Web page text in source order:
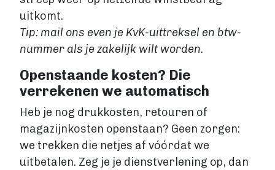
uitkomt.
Tip: mail ons even je KvK-uittreksel en btw-
nummer als je zakelijk wilt worden.
Openstaande kosten? Die
verrekenen we automatisch
Heb je nog drukkosten, retouren of
magazijnkosten openstaan? Geen zorgen:
we trekken die netjes af vóórdat we
uitbetalen. Zeg je je dienstverlening op, dan